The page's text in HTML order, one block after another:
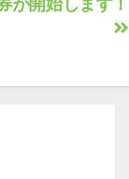
が開始します！